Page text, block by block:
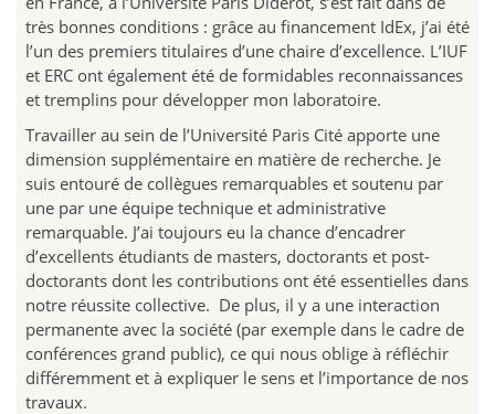
très bonnes conditions : grâce au financement IdEx, j’ai été
l’un des premiers titulaires d’une chaire d’excellence. L’IUF
et ERC ont également été de formidables reconnaissances
et tremplins pour développer mon laboratoire.
Travailler au sein de l’Université Paris Cité apporte une
dimension supplémentaire en matière de recherche. Je
suis entouré de collègues remarquables et soutenu par
une par une équipe technique et administrative
remarquable. J’ai toujours eu la chance d’encadrer
d’excellents étudiants de masters, doctorants et post-
doctorants dont les contributions ont été essentielles dans
notre réussite collective. De plus, il y a une interaction
permanente avec la société (par exemple dans le cadre de
conférences grand public), ce qui nous oblige à réfléchir
différemment et à expliquer le sens et l’importance de nos
travaux.